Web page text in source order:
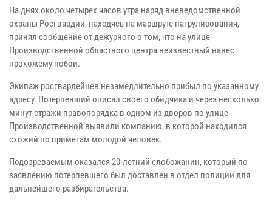
На днях около четырех часов утра наряд вневедомственной
охраны Росгвардии, находясь на маршруте патрулирования,
принял сообщение от дежурного о том, что на улице
Производственной областного центра неизвестный нанес
прохожему побои.
Экипаж росгвардейцев незамедлительно прибыл по указанному
адресу. Потерпевший описал своего обидчика и через несколько
минут стражи правопорядка в одном из дворов по улице
Производственной выявили компанию, в которой находился
схожий по приметам молодой человек.
Подозреваемым оказался 20-летний слобожанин, который по
заявлению потерпевшего был доставлен в отдел полиции для
дальнейшего разбирательства.